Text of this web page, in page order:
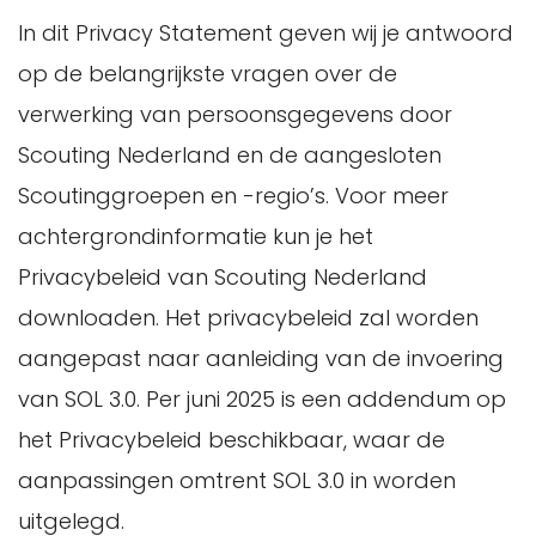
krijgt binnen een andere aangesloten
Scoutingorganisatie, dan kan de
ledenadministratie van dit onderdeel je
gegevens ophalen, zodat je deze niet
opnieuw hoeft in te voeren. Scouting kan
en mag geen gegevens uitwisselen met
externe partijen.
Gegevens gerelateerd aan je
lidmaatschap worden in beperkte vorm
na uitschrijving bewaard om statistische
informatie op juiste wijze te kunnen blijven
taal, locatie, het gewenste aantal te
tonen zoekresultaten, etc.
het uitlezen van je browserinstellingen
om onze website optimaal op je
beeldscherm te kunnen weergeven
het onthouden van je winkelwagentje
en/of verlanglijstje in de webshop
het opsporen van misbruik van onze
website en diensten, door bijvoorbeeld
een aantal opeenvolgende mislukte
inlogpogingen te registreren
het gelijkmatig belasten van de
In dit Privacy Statement geven wij je antwoord
op de belangrijkste vragen over de
verwerking van persoonsgegevens door
Scouting Nederland en de aangesloten
Scoutinggroepen en -regio’s. Voor meer
achtergrondinformatie kun je het
Privacybeleid van Scouting Nederland
downloaden. Het privacybeleid zal worden
aangepast naar aanleiding van de invoering
van SOL 3.0. Per juni 2025 is een addendum op
het Privacybeleid beschikbaar, waar de
aanpassingen omtrent SOL 3.0 in worden
uitgelegd.